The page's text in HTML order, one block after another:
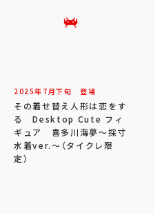
2025年 7 月下旬 登場
その着せ替え人形は恋をす
る Desktop Cute フィ
ギュア 喜多川海夢～採寸
水着ver.～（タイクレ限
定）